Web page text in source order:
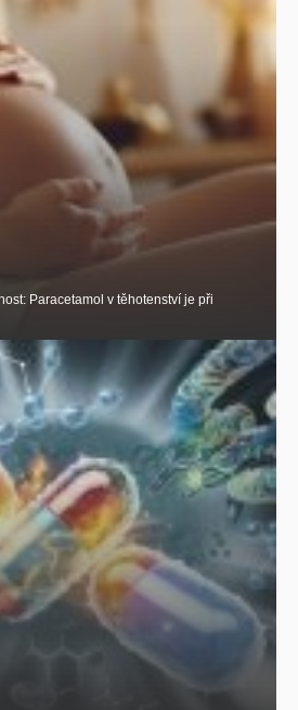
Paracetamol v těhotenství je při